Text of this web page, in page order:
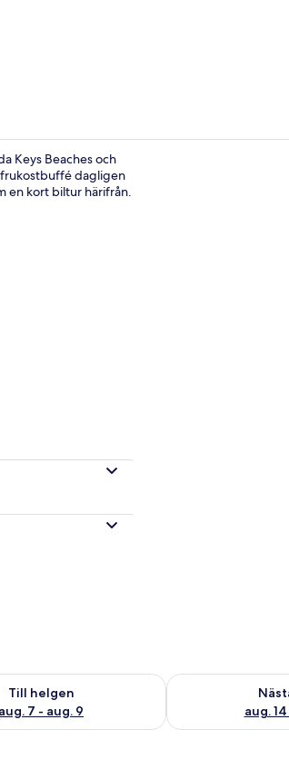
Keys Beaches och
frukostbuffé dagligen
en kort biltur härifrån.
9
Till helgen
aug. 7 - aug. 9
för den här helgen aug. 7 -
aug.
Kontrollera